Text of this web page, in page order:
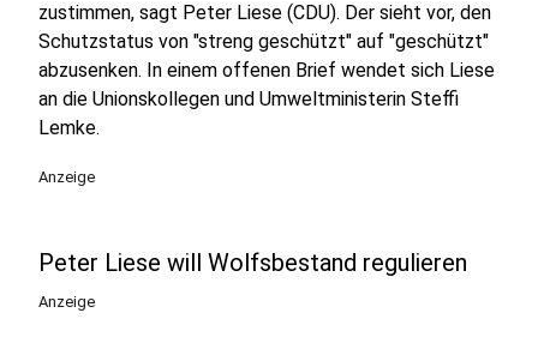
zustimmen, sagt Peter Liese (CDU). Der sieht vor, den
Schutzstatus von "streng geschützt" auf "geschützt"
abzusenken. In einem offenen Brief wendet sich Liese
an die Unionskollegen und Umweltministerin Steffi
Lemke.
Anzeige
Peter Liese will Wolfsbestand regulieren
Anzeige